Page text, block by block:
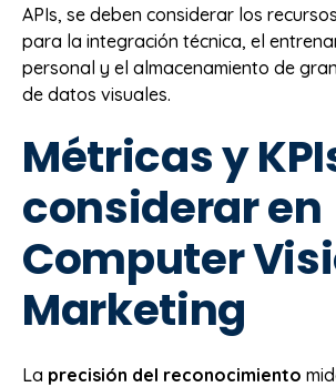
APIs, se deben considerar los
para la integración técnica, el
personal y el almacenamiento de
de datos visuales.
Métricas y
considerar en
Computer
Marketing
La precisión del reconocimiento